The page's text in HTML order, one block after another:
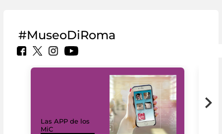
#MuseoDiRoma
Las APP de los
MiC